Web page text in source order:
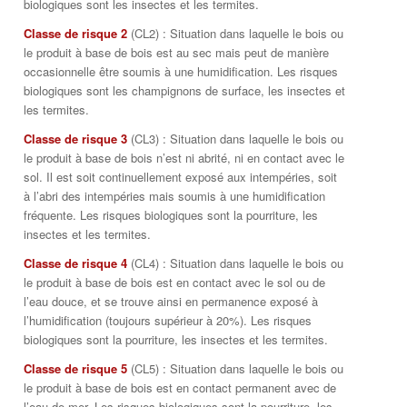
biologiques sont les insectes et les termites.
Classe de risque 2 (CL2) : Situation dans laquelle le bois ou
le produit à base de bois est au sec mais peut de manière
occasionnelle être soumis à une humidification. Les risques
biologiques sont les champignons de surface, les insectes et
les termites.
Classe de risque 3 (CL3) : Situation dans laquelle le bois ou
le produit à base de bois n’est ni abrité, ni en contact avec le
sol. Il est soit continuellement exposé aux intempéries, soit
à l’abri des intempéries mais soumis à une humidification
fréquente. Les risques biologiques sont la pourriture, les
insectes et les termites.
Classe de risque 4 (CL4) : Situation dans laquelle le bois ou
le produit à base de bois est en contact avec le sol ou de
l’eau douce, et se trouve ainsi en permanence exposé à
l’humidification (toujours supérieur à 20%). Les risques
biologiques sont la pourriture, les insectes et les termites.
Classe de risque 5 (CL5) : Situation dans laquelle le bois ou
le produit à base de bois est en contact permanent avec de